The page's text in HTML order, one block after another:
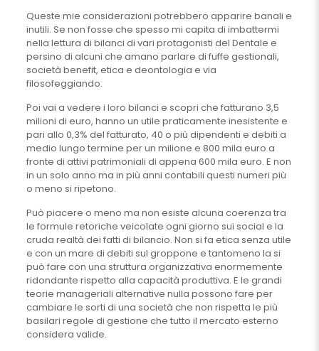
Queste mie considerazioni potrebbero apparire banali e
inutili. Se non fosse che spesso mi capita di imbattermi
nella lettura di bilanci di vari protagonisti del Dentale e
persino di alcuni che amano parlare di fuffe gestionali,
società benefit, etica e deontologia e via
filosofeggiando.
Poi vai a vedere i loro bilanci e scopri che fatturano 3,5
milioni di euro, hanno un utile praticamente inesistente e
pari allo 0,3% del fatturato, 40 o più dipendenti e debiti a
medio lungo termine per un milione e 800 mila euro a
fronte di attivi patrimoniali di appena 600 mila euro. E non
in un solo anno ma in più anni contabili questi numeri più
o meno si ripetono.
Può piacere o meno ma non esiste alcuna coerenza tra
le formule retoriche veicolate ogni giorno sui social e la
cruda realtà dei fatti di bilancio. Non si fa etica senza utile
e con un mare di debiti sul groppone e tantomeno la si
può fare con una struttura organizzativa enormemente
ridondante rispetto alla capacità produttiva. E le grandi
teorie manageriali alternative nulla possono fare per
cambiare le sorti di una società che non rispetta le più
basilari regole di gestione che tutto il mercato esterno
considera valide.